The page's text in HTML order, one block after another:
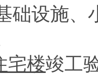
础设施、
宅楼竣工